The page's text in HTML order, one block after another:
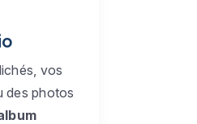
vos
des photos